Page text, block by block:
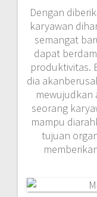
Dengan
karyawan
semangat
dapat
produktivitas.
dia
mewujudkan
seorang
mampu
tujuan